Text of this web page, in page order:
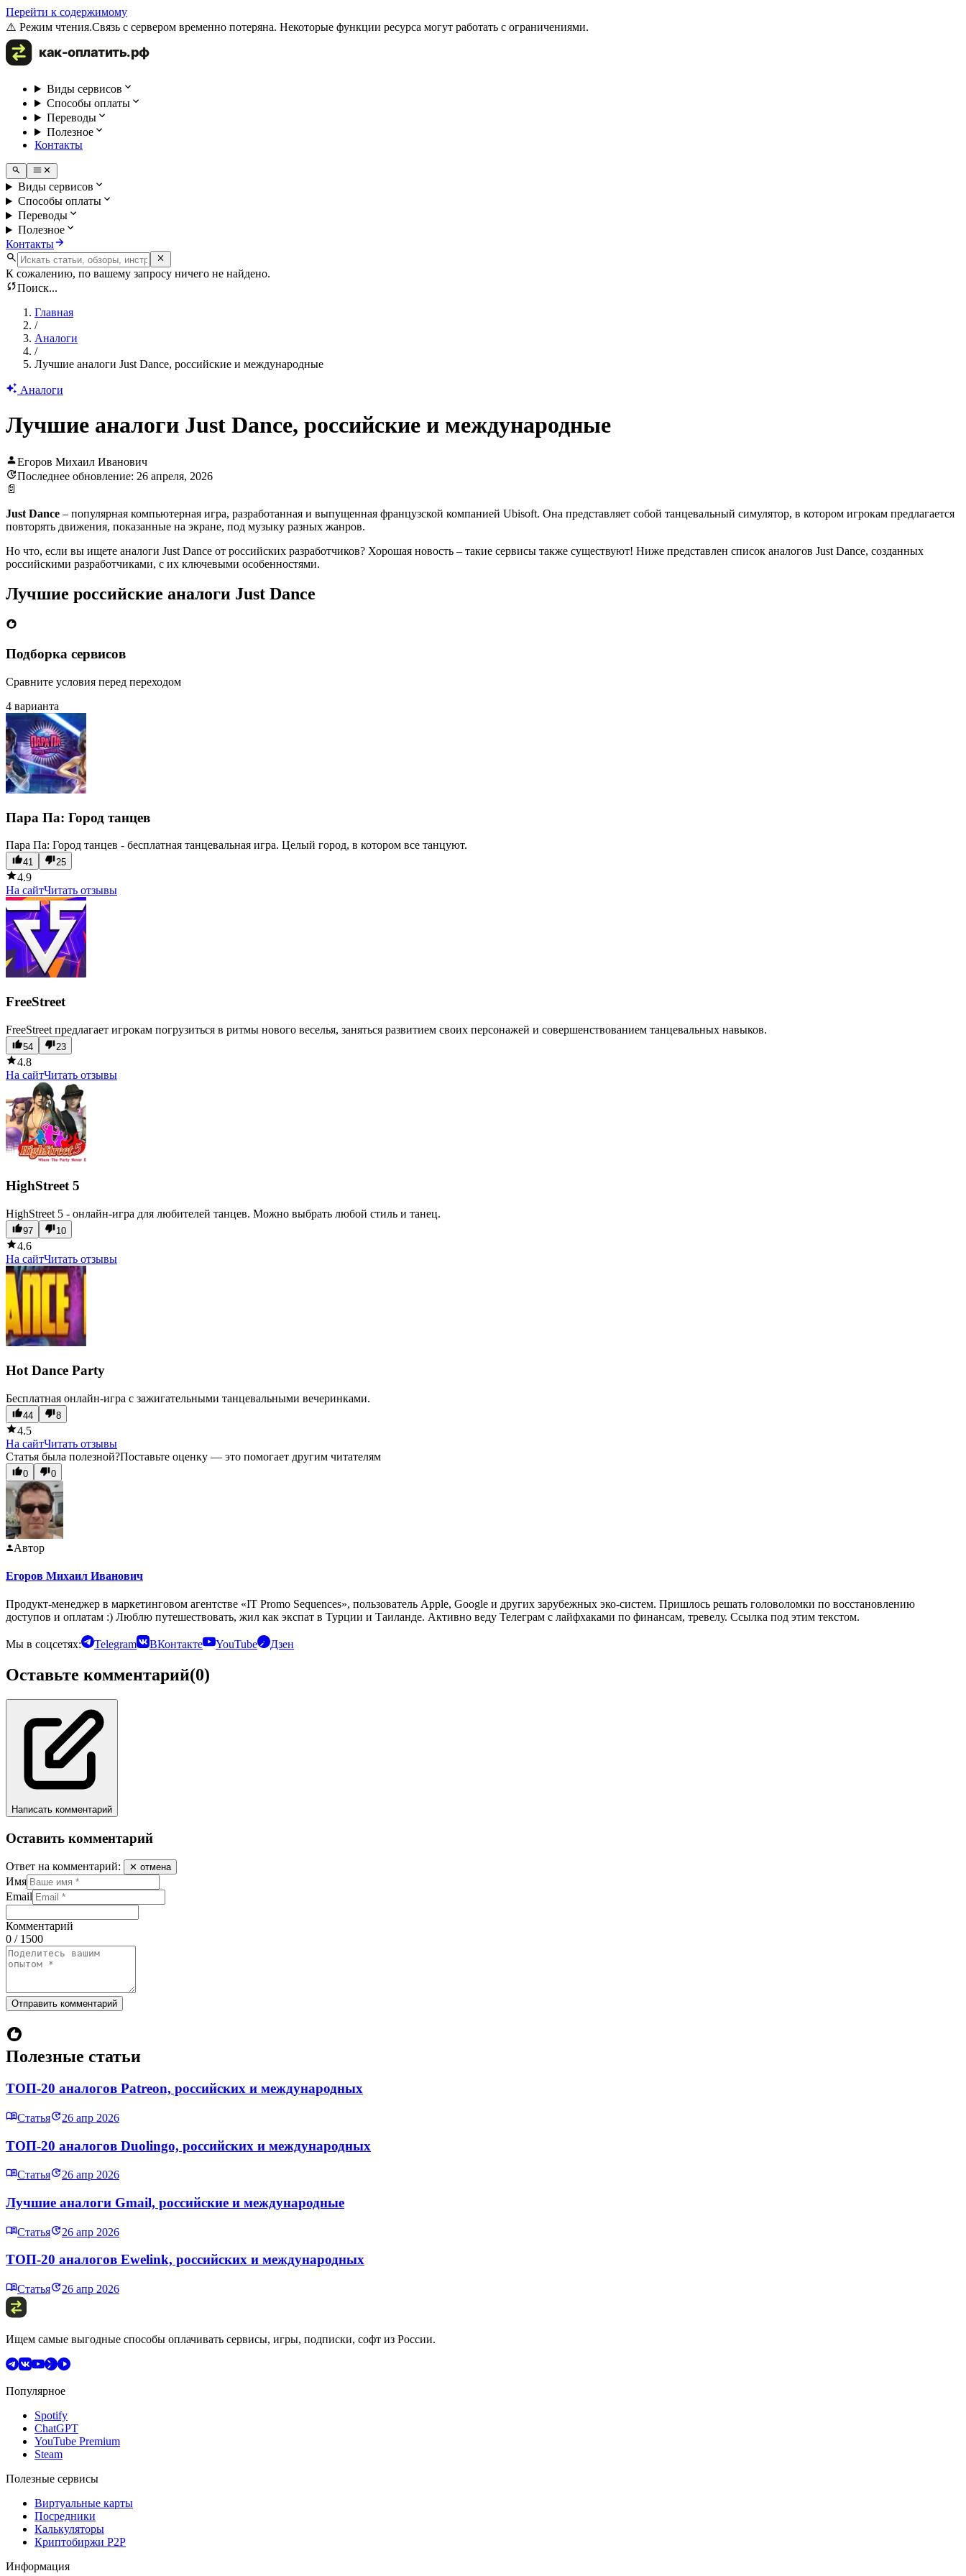
Перейти к содержимому
⚠️ Режим чтения.Связь с сервером временно потеряна. Некоторые функции ресурса могут работать с ограничениями.
Виды сервисов
Способы оплаты
Переводы
Полезное
Контакты
Виды сервисов
Способы оплаты
Переводы
Полезное
Контакты
К сожалению, по вашему запросу ничего не найдено.
Поиск...
Главная
/
Аналоги
/
Лучшие аналоги Just Dance, российские и международные
Аналоги
Лучшие аналоги Just Dance, российские и международные
Егоров Михаил Иванович
Последнее обновление: 26 апреля, 2026
📄
Just Dance – популярная компьютерная игра, разработанная и выпущенная французской компанией Ubisoft. Она представляет собой танцевальный симулятор, в котором игрокам предлагается
повторять движения, показанные на экране, под музыку разных жанров.
Но что, если вы ищете аналоги Just Dance от российских разработчиков? Хорошая новость – такие сервисы также существуют! Ниже представлен список аналогов Just Dance, созданных
российскими разработчиками, с их ключевыми особенностями.
Лучшие российские аналоги Just Dance
Подборка сервисов
Сравните условия перед переходом
4 варианта
Пара Па: Город танцев
Пара Па: Город танцев - бесплатная танцевальная игра. Целый город, в котором все танцуют.
41 25
4.9
На сайтЧитать отзывы
FreeStreet
FreeStreet предлагает игрокам погрузиться в ритмы нового веселья, заняться развитием своих персонажей и совершенствованием танцевальных навыков.
54 23
4.8
На сайтЧитать отзывы
HighStreet 5
HighStreet 5 - онлайн-игра для любителей танцев. Можно выбрать любой стиль и танец.
97 10
4.6
На сайтЧитать отзывы
Hot Dance Party
Бесплатная онлайн-игра с зажигательными танцевальными вечеринками.
44 8
4.5
На сайтЧитать отзывы
Статья была полезной?Поставьте оценку — это помогает другим читателям
0 0
Автор
Егоров Михаил Иванович
Продукт-менеджер в маркетинговом агентстве «IT Promo Sequences», пользователь Apple, Google и других зарубежных эко-систем. Пришлось решать головоломки по восстановлению
доступов и оплатам :) Люблю путешествовать, жил как экспат в Турции и Таиланде. Активно веду Телеграм с лайфхаками по финансам, тревелу. Ссылка под этим текстом.
Мы в соцсетях: Telegram ВКонтакте YouTube Дзен
Оставьте комментарий(0)
Написать комментарий
Оставить комментарий
Ответ на комментарий: ✕ отмена
Имя
Email
Комментарий
0 / 1500
Отправить комментарий
Полезные статьи
ТОП-20 аналогов Patreon, российских и международных
Статья 26 апр 2026
ТОП-20 аналогов Duolingo, российских и международных
Статья 26 апр 2026
Лучшие аналоги Gmail, российские и международные
Статья 26 апр 2026
ТОП-20 аналогов Ewelink, российских и международных
Статья 26 апр 2026
Ищем самые выгодные способы оплачивать сервисы, игры, подписки, софт из России.
Популярное
Spotify
ChatGPT
YouTube Premium
Steam
Полезные сервисы
Виртуальные карты
Посредники
Калькуляторы
Криптобиржи P2P
Информация